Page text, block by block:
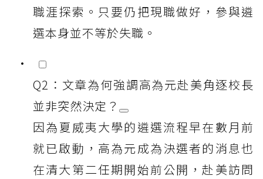
職涯探索。只要仍把現職做好，參與遴
選本身並不等於失職。
Q2：文章為何強調高為元赴美角逐校長
並非突然決定？
因為夏威夷大學的遴選流程早在數月前
就已啟動，高為元成為決選者的消息也
在清大第二任期開始前公開，赴美訪問